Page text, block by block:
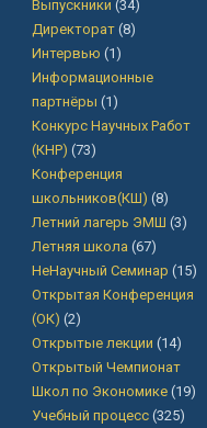
Выпускники (34)
Директорат(8)
Интервью (1)
Информационные
партнёры (1)
Конкурс Научных Работ
(КНР) (73)
Конференция
школьников(КШ) (8)
Летний лагерь ЭМШ (3)
Летняя школа (67)
НеНаучный Семинар (15)
Открытая Конференция
(ОК) (2)
Открытые лекции (14)
Открытый Чемпионат
Школ по Экономике(19)
Учебный процесс(325)